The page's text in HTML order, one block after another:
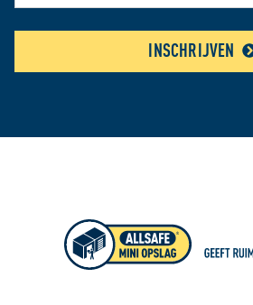
INSCHRIJVEN